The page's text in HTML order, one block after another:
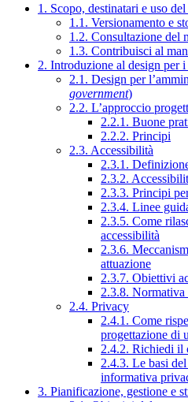
1. Scopo, destinatari e uso
1.1. Versionamento e
1.2. Consultazione del
1.3. Contribuisci al
2. Introduzione al design per
2.1. Design per
government)
2.2. L’approccio
2.2.1. Buone
2.2.2. Principi
2.3. Accessibilità
2.3.1.
2.3.2.
2.3.3. Principi
2.3.4. Linee
2.3.5. Come
accessibilità
2.3.6.
attuazione
2.3.7. Obiettivi
2.3.8.
2.4. Privacy
2.4.1. Come
progettazione di
2.4.2. Richiedi il
2.4.3. Le basi
informativa
3. Pianificazione, gestione e